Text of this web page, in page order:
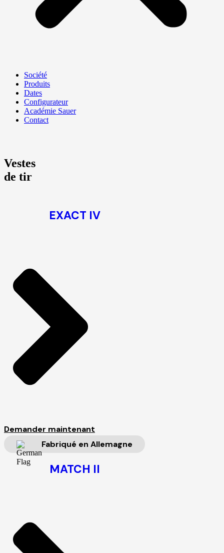
Société
Produits
Dates
Configurateur
Académie Sauer
Contact
Vestes
de tir
EXACT IV
Demander maintenant
Fabriqué en Allemagne
MATCH II